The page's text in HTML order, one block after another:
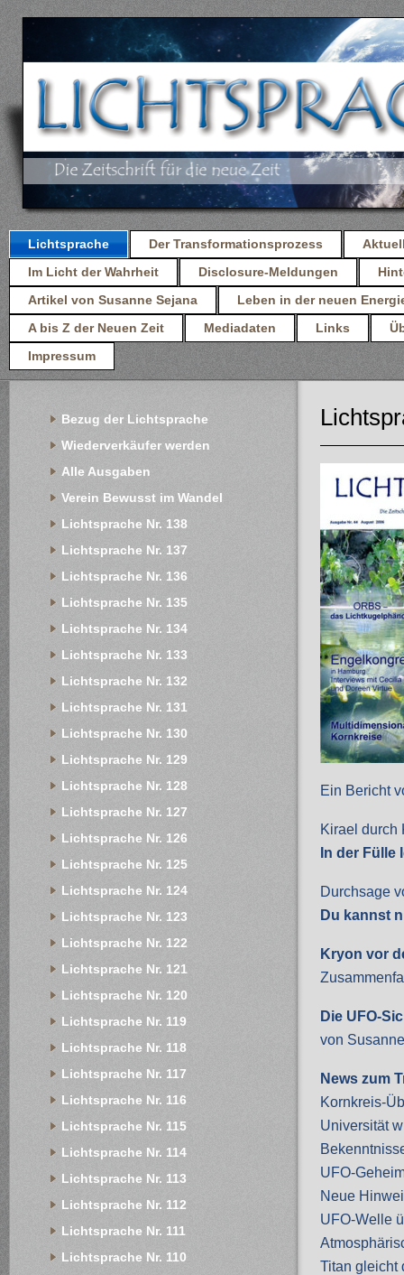
Lichtsprache Der Transformationsprozess
Im Licht der Wahrheit
Disclosure-Meldungen
Artikel von Susanne Sejana
Leben in der neuen
A bis Z der Neuen Zeit
Mediadaten Links
Impressum
Ein Bericht
Kirael durch
In der Fülle
Durchsage
Du kannst
Kryon vor
Die UFO-
von
News zum
Kornkreis-
Universität
UFO-
Neue
UFO-Welle
Titan gleicht
Bezug der Lichtsprache
Wiederverkäufer werden
Alle Ausgaben
Verein Bewusst im Wandel
Lichtsprache Nr. 138
Lichtsprache Nr. 137
Lichtsprache Nr. 136
Lichtsprache Nr. 135
Lichtsprache Nr. 134
Lichtsprache Nr. 133
Lichtsprache Nr. 132
Lichtsprache Nr. 131
Lichtsprache Nr. 130
Lichtsprache Nr. 129
Lichtsprache Nr. 128
Lichtsprache Nr. 127
Lichtsprache Nr. 126
Lichtsprache Nr. 125
Lichtsprache Nr. 124
Lichtsprache Nr. 123
Lichtsprache Nr. 122
Lichtsprache Nr. 121
Lichtsprache Nr. 120
Lichtsprache Nr. 119
Lichtsprache Nr. 118
Lichtsprache Nr. 117
Lichtsprache Nr. 116
Lichtsprache Nr. 115
Lichtsprache Nr. 114
Lichtsprache Nr. 113
Lichtsprache Nr. 112
Lichtsprache Nr. 111
Lichtsprache Nr. 110